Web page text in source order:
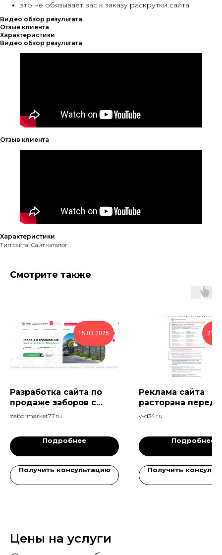
это не обязывает вас к заказу раскрутки сайта
Видео обзор результата
Отзыв клиента
Характеристики
Видео обзор результата
Отзыв клиента
Характеристики
Тип сайта: Сайт каталог
Смотрите также
15.03.2025
Разработка сайта по
продаже заборов с
конверсией 9%
zabormarket77.ru
Подробнее
Получить консультацию
Реклама сайта
расторана перед
годом - 400+
v-d34.ru
Подробнее
Получить
Цены на услуги